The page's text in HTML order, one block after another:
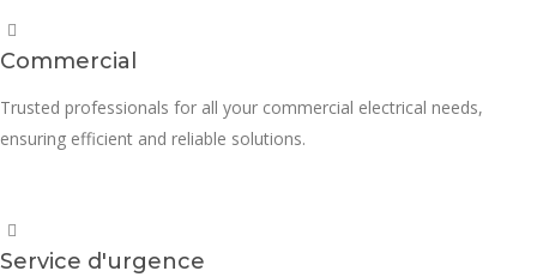
Commercial
Trusted professionals for all your commercial electrical needs,
ensuring efficient and reliable solutions.
Service d'urgence